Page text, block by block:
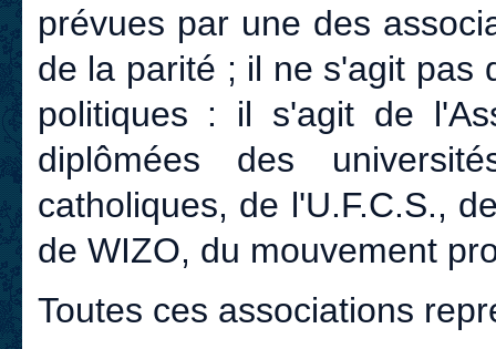
prévues par une des
de la parité ; il ne s'agit pas
politiques : il s'agit de
diplômées des
catholiques, de l'U.F.C.S.,
de WIZO, du mouvement
Toutes ces associations